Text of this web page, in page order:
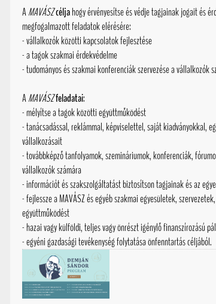
AMAVÁSZcéljahogy érvényesítse és védje tagjainak jogait és
megfogalmazott feladatok elérésére:
- vállalkozók közötti kapcsolatok fejlesztése
- a tagok szakmai érdekvédelme
- tudományos és szakmai konferenciák szervezése a vállalkozók
AMAVÁSZfeladatai:
- mélyítse a tagok közötti együttműködést
- tanácsadással, reklámmal, képviselettel, saját kiadványokkal,
vállalkozásait
- továbbképző tanfolyamok, szemináriumok, konferenciák,
vállalkozók számára
- információt és szakszolgáltatást biztosítson tagjainak és az
- fejlessze a MAVÁSZ és egyéb szakmai egyesületek,
együttműködést
- hazai vagy külföldi, teljes vagy önrészt igénylő finanszírozású
- egyéni gazdasági tevékenység folytatása önfenntartás céljából.